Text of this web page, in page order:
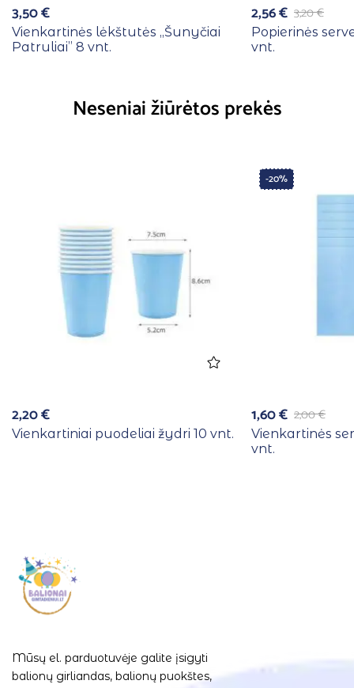
3,50€
Vienkartinės lėkštutės ,,Šunyčiai
Patruliai” 8 vnt.
3,20€
2,56€
Popierinės
vnt.
Neseniai žiūrėtos prekės
2,20€
Vienkartiniai puodeliai žydri 10 vnt.
-20%
2,00€
1,60€
Vienkartinės
vnt.
Mūsų el. parduotuvėje galite įsigyti
balionų girliandas, balionų puokštes,